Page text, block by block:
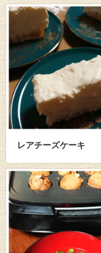
レアチーズケーキ